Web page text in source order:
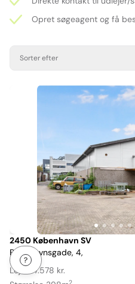
Opret søgeagent og få
Sorter efter
Item
1
of
2450 København SV
Bådehavnsgade, 4,
Leje: 37.578 kr.
2